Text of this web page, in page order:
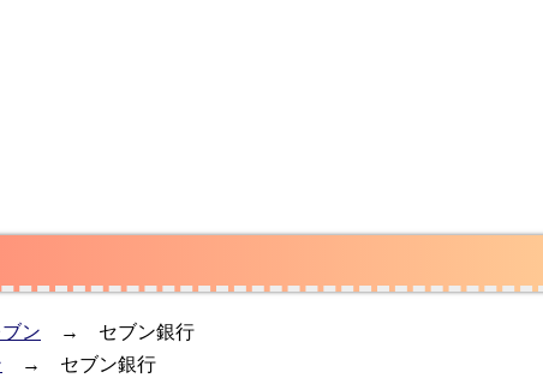
ン → セブン銀行
→ セブン銀行